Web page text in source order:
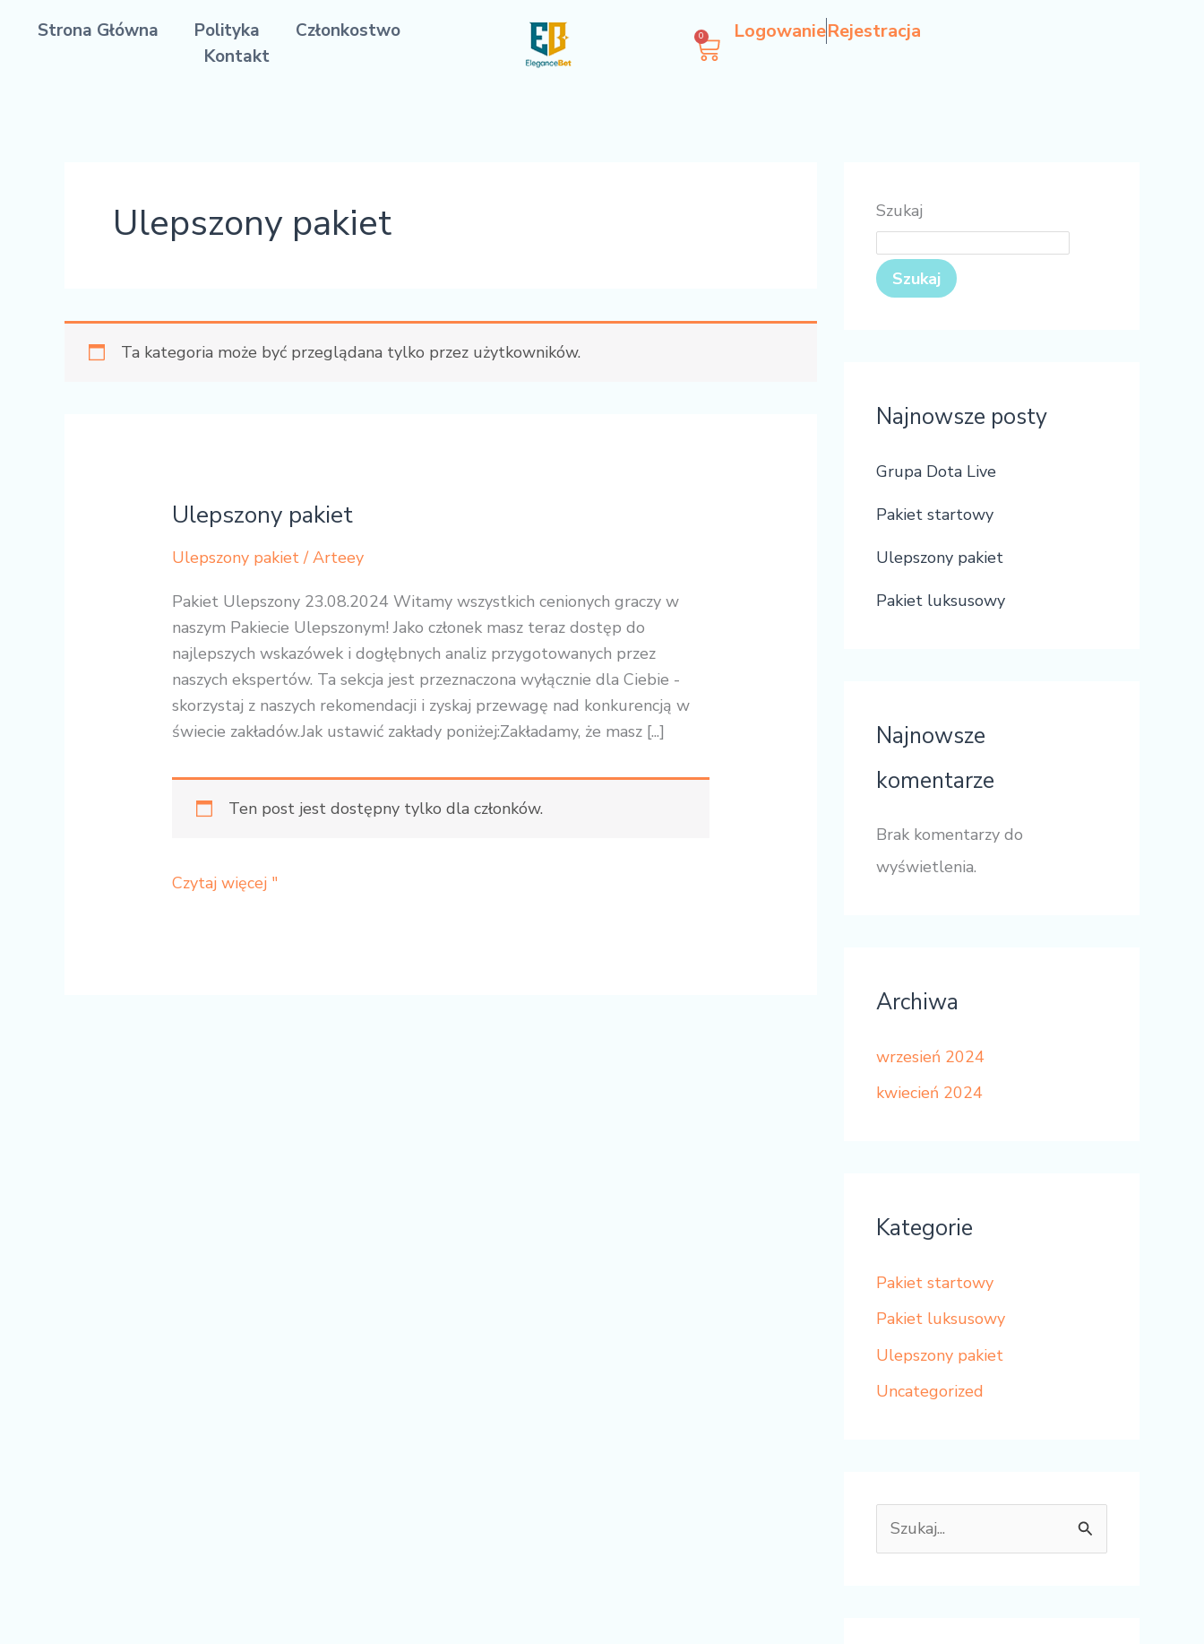
Strona Główna Polityka
Członkostwo
Kontakt
0
WózekLogowanieRejestracja
Ulepszony pakiet
Ta kategoria może być przeglądana tylko przez użytkowników.
Ulepszony pakiet
Ulepszony pakiet/Arteey
Pakiet Ulepszony 23.08.2024 Witamy wszystkich cenionych graczy w
naszym Pakiecie Ulepszonym! Jako członek masz teraz dostęp do
najlepszych wskazówek i dogłębnych analiz przygotowanych przez
naszych ekspertów. Ta sekcja jest przeznaczona wyłącznie dla Ciebie -
skorzystaj z naszych rekomendacji i zyskaj przewagę nad konkurencją w
świecie zakładów.Jak ustawić zakłady poniżej:Zakładamy, że masz [...]
Ten post jest dostępny tylko dla członków.
Ulepszony
Czytaj więcej "
Szukaj
Szukaj
Najnowsze posty
Grupa Dota Live
Pakiet startowy
Ulepszony pakiet
Pakiet luksusowy
Najnowsze
komentarze
Brak komentarzy do
wyświetlenia.
Archiwa
wrzesień 2024
kwiecień 2024
Kategorie
Pakiet startowy
Pakiet luksusowy
Ulepszony pakiet
Uncategorized
W